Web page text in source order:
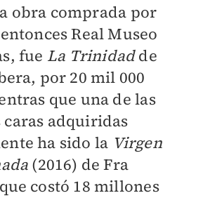
obra comprada por
Real Museo
fue La Trinidadde
por 20 mil 000
que una de las
caras adquiridas
ha sido la Virgen
(2016) de Fra
costó 18 millones